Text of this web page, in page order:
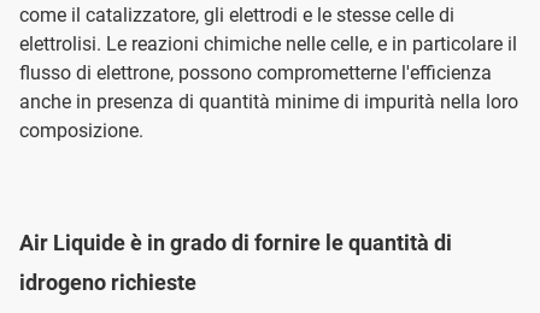
come il catalizzatore, gli elettrodi e le stesse celle di
elettrolisi. Le reazioni chimiche nelle celle, e in particolare il
flusso di elettrone, possono comprometterne l'efficienza
anche in presenza di quantità minime di impurità nella loro
composizione.
Air Liquide è in grado di fornire le quantità di
idrogeno richieste